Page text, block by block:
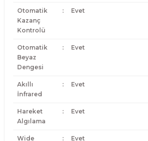
Otomatik
Kazanç
Kontrolü
: Evet
Otomatik
Beyaz
Dengesi
: Evet
Akıllı
İnfrared
: Evet
Hareket
Algılama
: Evet
Wide
: Evet